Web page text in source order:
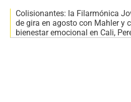
Colisionantes: la Filarmónica
de gira en agosto con Mahler y
bienestar emocional en Cali,